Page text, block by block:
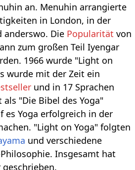
an. Menuhin arrangierte
in London, in der
anderswo. Die Popularität von
zum großen Teil Iyengar
1966 wurde "Light on
wurde mit der Zeit ein
und in 17 Sprachen
als "Die Bibel des Yoga"
es Yoga erfolgreich in der
"Light on Yoga" folgten
und verschiedene
Insgesamt hat